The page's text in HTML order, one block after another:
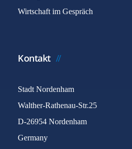
Wirtschaft im Gespräch
Kontakt
Stadt Nordenham
Walther-Rathenau-Str.25
D-26954 Nordenham
Germany